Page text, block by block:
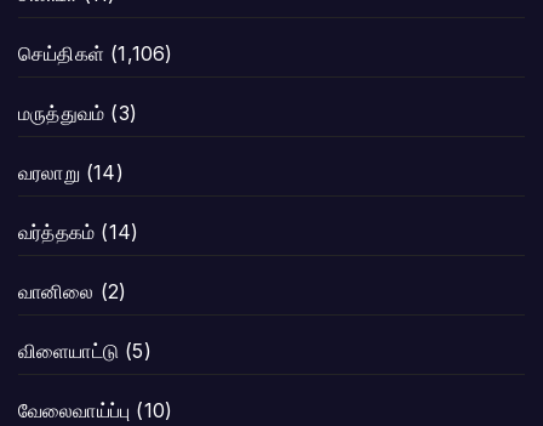
செய்திகள் (1,106)
மருத்துவம் (3)
வரலாறு (14)
வர்த்தகம் (14)
வானிலை (2)
விளையாட்டு (5)
வேலைவாய்ப்பு (10)